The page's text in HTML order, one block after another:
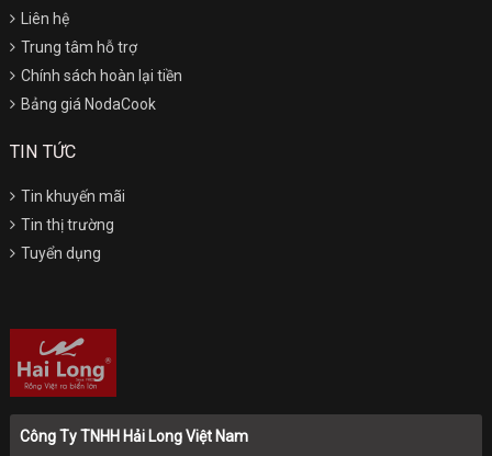
Liên hệ
Trung tâm hỗ trợ
Chính sách hoàn lại tiền
Bảng giá NodaCook
TIN TỨC
Tin khuyến mãi
Tin thị trường
Tuyển dụng
Công Ty TNHH Hải Long Việt Nam